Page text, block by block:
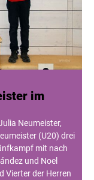
im
Neumeister,
(U20) drei
mit nach
und Noel
Vierter der Herren